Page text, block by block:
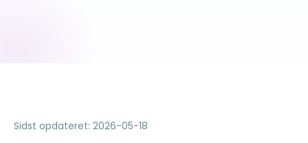
Sidst opdateret: 2026-05-18